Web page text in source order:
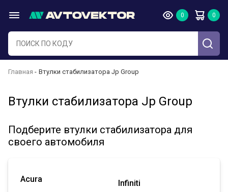
Главная Втулки стабилизатора Jp Group
Втулки стабилизатора Jp Group
Подберите втулки стабилизатора для
своего автомобиля
Acura
Infiniti